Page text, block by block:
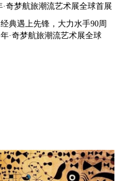
经典遇上先锋，大力水手90周
年·奇梦航旅潮流艺术展全球